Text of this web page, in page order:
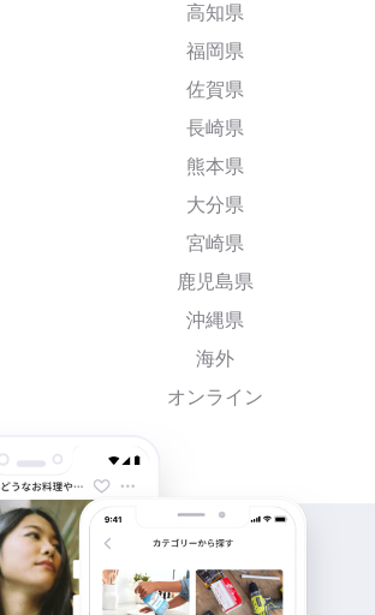
高知県
福岡県
佐賀県
長崎県
熊本県
大分県
宮崎県
鹿児島県
沖縄県
海外
オンライン